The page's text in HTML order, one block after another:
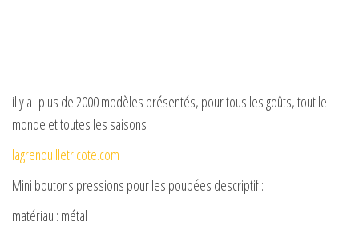
il y a plus de 2000 modèles présentés, pour tous les goûts, tout le
monde et toutes les saisons
lagrenouilletricote.com
Mini boutons pressions pour les poupées descriptif :
matériau : métal